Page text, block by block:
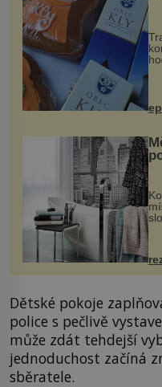
Dětské pokoje
police s pečlivě
může zdát tehdejší
jednoduchost začíná
sběratele.